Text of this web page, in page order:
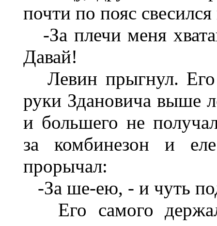
почти по пояс свесился
-За плечи меня
Давай!
Левин прыгнул. Его
руки Здановича выше
и большего не
за комбинезон и
прорычал:
-За ше-ею, - и чуть
Его самого